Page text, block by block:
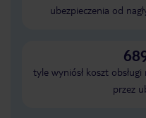
ubezpieczenia od
tyle wyniósł koszt
przez